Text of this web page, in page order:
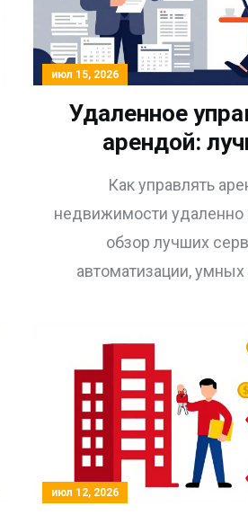
июл 15, 2026
Удаленное
арендой:
и реальные
2026 год
Как управлять
недвижимости удаленно
обзор лучших
автоматизации,
июл 12, 2026